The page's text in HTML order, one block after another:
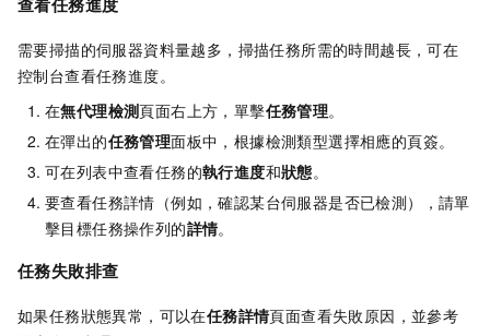
需要掃描的伺服器資料量越多，掃描任務所需的時間越長，可在
控制台查看任務進度。
在無代理檢測頁面右上方，單擊任務管理。
在彈出的任務管理面板中，根據檢測類型選擇相應的頁簽。
可在列表中查看任務的執行進度和狀態。
要查看任務詳情（例如，確認某台伺服器是否已檢測），請單
擊目標任務操作列的詳情。
任務失敗排查
如果任務狀態異常，可以在任務詳情頁面查看失敗原因，並參考